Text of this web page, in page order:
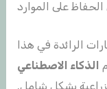
الرائدة في هذا
الذكاء الاصطناعي
بشكل شامل.